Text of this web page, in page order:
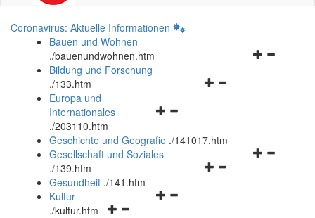
Coronavirus: Aktuelle Informationen
Bauen und Wohnen
./bauenundwohnen.htm
Navigationsmenü
Bildung und Forschung
./133.htm
Navigationsmenü
und
schließen
Europa und
Internationales
./203110.htm
Geschichte und Geografie ./141017.htm
Navigationsmenü
Gesellschaft und Soziales
./139.htm
Navigationsmenü
Gesundheit ./141.htm
Navigationsmenü
Kultur
./kultur.htm